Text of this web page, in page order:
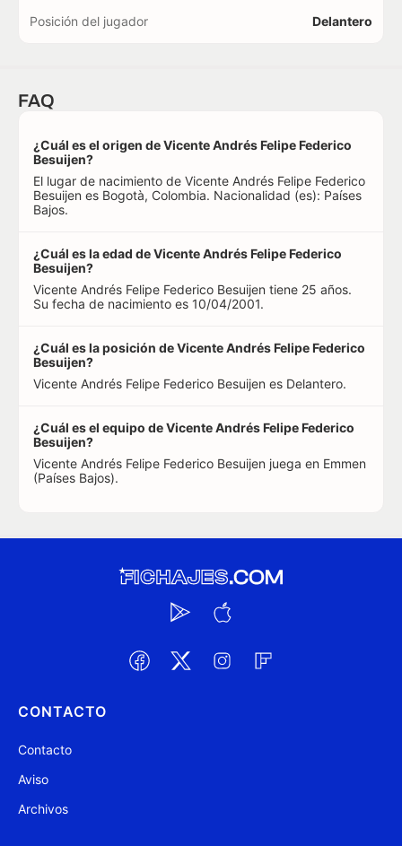
Posición del jugador Delantero
FAQ
¿Cuál es el origen de Vicente Andrés Felipe Federico
Besuijen?
El lugar de nacimiento de Vicente Andrés Felipe Federico
Besuijen es Bogotà, Colombia. Nacionalidad (es): Países
Bajos.
¿Cuál es la edad de Vicente Andrés Felipe Federico
Besuijen?
Vicente Andrés Felipe Federico Besuijen tiene 25 años.
Su fecha de nacimiento es 10/04/2001.
¿Cuál es la posición de Vicente Andrés Felipe Federico
Besuijen?
Vicente Andrés Felipe Federico Besuijen es Delantero.
¿Cuál es el equipo de Vicente Andrés Felipe Federico
Besuijen?
Vicente Andrés Felipe Federico Besuijen juega en Emmen
(Países Bajos).
CONTACTO
Contacto
Aviso
Archivos